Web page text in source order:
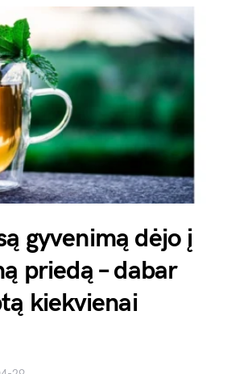
gyvenimą dėjo į
priedą – dabar
kiekvienai